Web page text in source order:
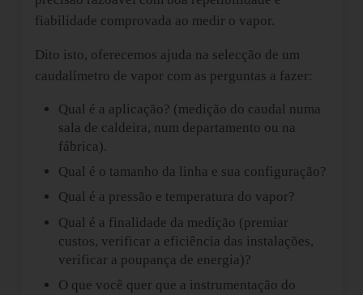
fiabilidade comprovada ao medir o vapor.
Dito isto, oferecemos ajuda na selecção de um
caudalímetro de vapor com as perguntas a fazer:
Qual é a aplicação? (medição do caudal numa
sala de caldeira, num departamento ou na
fábrica).
Qual é o tamanho da linha e sua configuração?
Qual é a pressão e temperatura do vapor?
Qual é a finalidade da medição (premiar
custos, verificar a eficiência das instalações,
verificar a poupança de energia)?
O que você quer que a instrumentação do